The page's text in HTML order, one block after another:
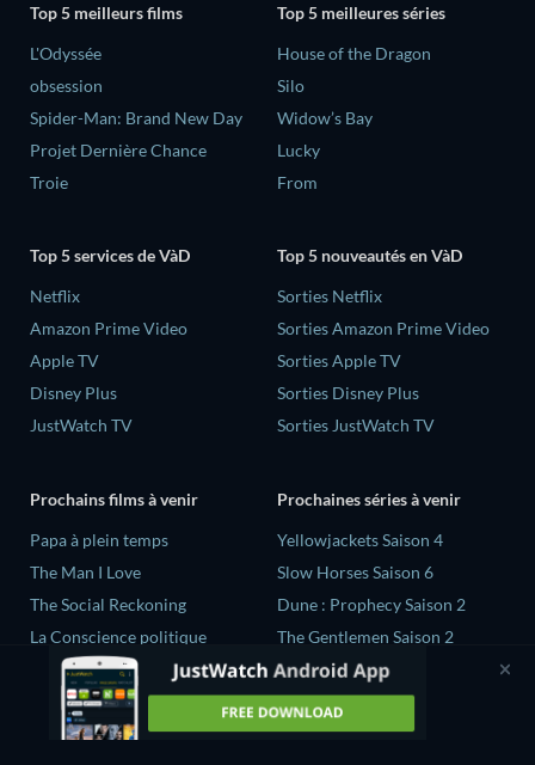
Top 5 meilleurs films
L'Odyssée
obsession
Spider-Man: Brand New Day
Projet Dernière Chance
Troie
Top 5 meilleures séries
House of the Dragon
Silo
Widow’s Bay
Lucky
From
Top 5 services de VàD
Netflix
Amazon Prime Video
Apple TV
Disney Plus
JustWatch TV
Top 5 nouveautés en VàD
Sorties Netflix
Sorties Amazon Prime Video
Sorties Apple TV
Sorties Disney Plus
Sorties JustWatch TV
Prochains films à venir
‎Papa à plein temps
The Man I Love
The Social Reckoning
La Conscience politique
In All My Journeys I Am
Returning
Prochaines séries à venir
Yellowjackets Saison 4
Slow Horses Saison 6
Dune : Prophecy Saison 2
The Gentlemen Saison 2
Love Is Blind: UK Saison 3